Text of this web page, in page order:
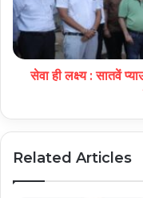
सेवा ही लक्ष्य : सातवें
Related Articles